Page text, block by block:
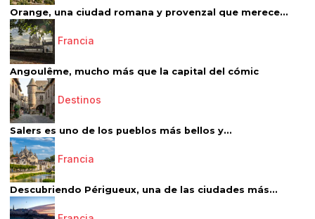
Orange, una ciudad romana y provenzal que merece...
Francia
Angoulême, mucho más que la capital del cómic
Destinos
Salers es uno de los pueblos más bellos y...
Francia
Descubriendo Périgueux, una de las ciudades más...